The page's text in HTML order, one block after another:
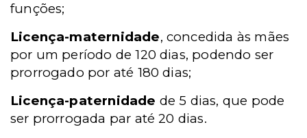
funções;
Licença-maternidade, concedida às mães
por um período de 120 dias, podendo ser
prorrogado por até 180 dias;
Licença-paternidade de 5 dias, que pode
ser prorrogada par até 20 dias.